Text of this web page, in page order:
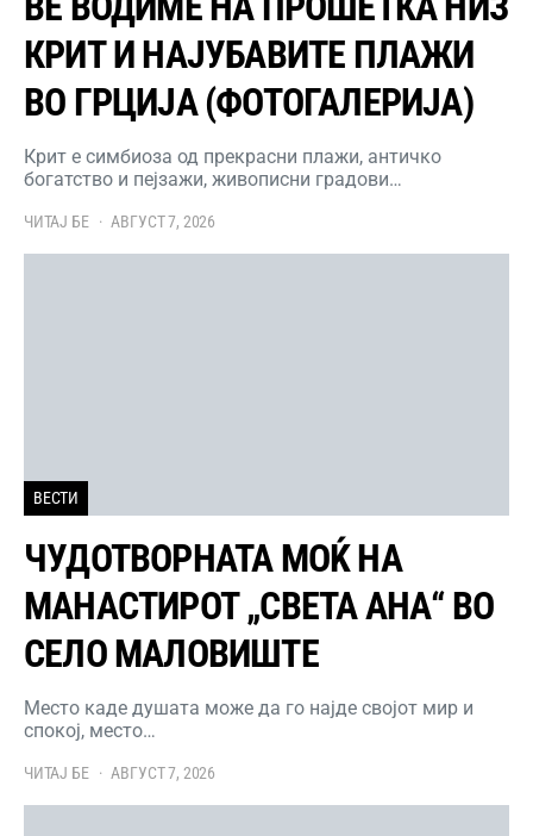
КРИТ И НАЈУБАВИТЕ ПЛАЖИ
ВО ГРЦИЈА (ФОТОГАЛЕРИЈА)
Крит е симбиоза од прекрасни плажи, античко
богатство и пејзажи, живописни градови…
ЧИТАЈ БЕ АВГУСТ 7, 2026
ВЕСТИ
ЧУДОТВОРНАТА МОЌ НА
МАНАСТИРОТ „СВЕТА АНА“ ВО
СЕЛО МАЛОВИШТЕ
Место каде душата може да го најде својот мир и
спокој, место…
ЧИТАЈ БЕ АВГУСТ 7, 2026